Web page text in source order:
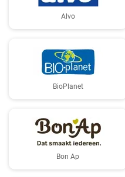
Alvo
BioPlanet
Bon Ap